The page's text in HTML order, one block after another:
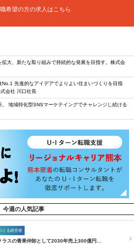
希望の方の求人はこちら
拡大、新たな取り組みで持続的な発展を目指す。株式会
先進的なアイデアでよりよい住まいづくりを目指
会社 川口社長
地域特化型SNSマーケテイングでチャレンジし続ける
今週の人気記事
くる経営者
ラスの青果仲卸として2030年売上300億円…